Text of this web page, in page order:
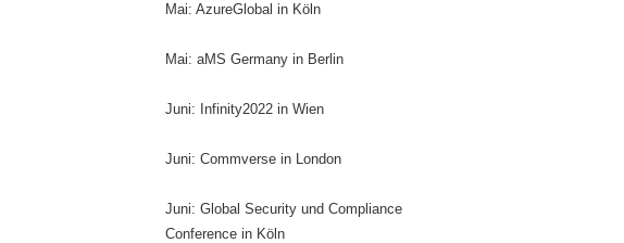
Mai: AzureGlobal in Köln
Mai: aMS Germany in Berlin
Juni: Infinity2022 in Wien
Juni: Commverse in London
Juni: Global Security und Compliance
Conference in Köln